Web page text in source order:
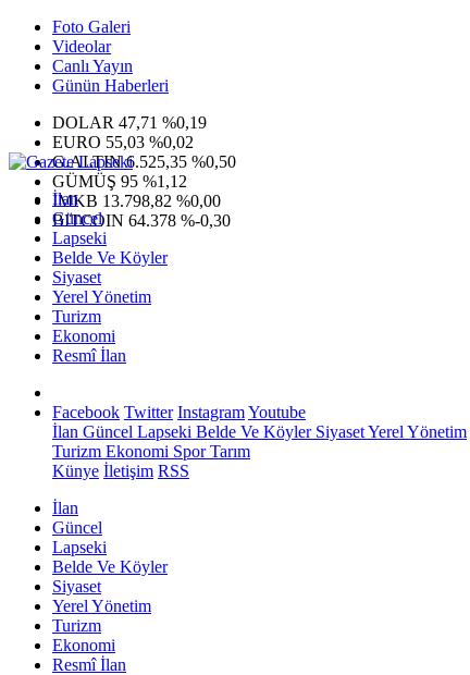
Foto Galeri
Videolar
Canlı Yayın
Günün Haberleri
DOLAR 47,71 %0,19
EURO 55,03 %0,02
G.ALTIN6.525,35 %0,50
GÜMÜŞ 95 %1,12
IMKB 13.798,82 %0,00
BITCOIN 64.378 %-0,30
İlan
Güncel
Lapseki
Belde Ve Köyler
Siyaset
Yerel Yönetim
Turizm
Ekonomi
Resmî İlan
Facebook Twitter InstagramYoutube
İlan Güncel Lapseki Belde Ve KöylerSiyasetYerel Yönetim
Turizm Ekonomi SporTarım
Künye İletişim RSS
İlan
Güncel
Lapseki
Belde Ve Köyler
Siyaset
Yerel Yönetim
Turizm
Ekonomi
Resmî İlan